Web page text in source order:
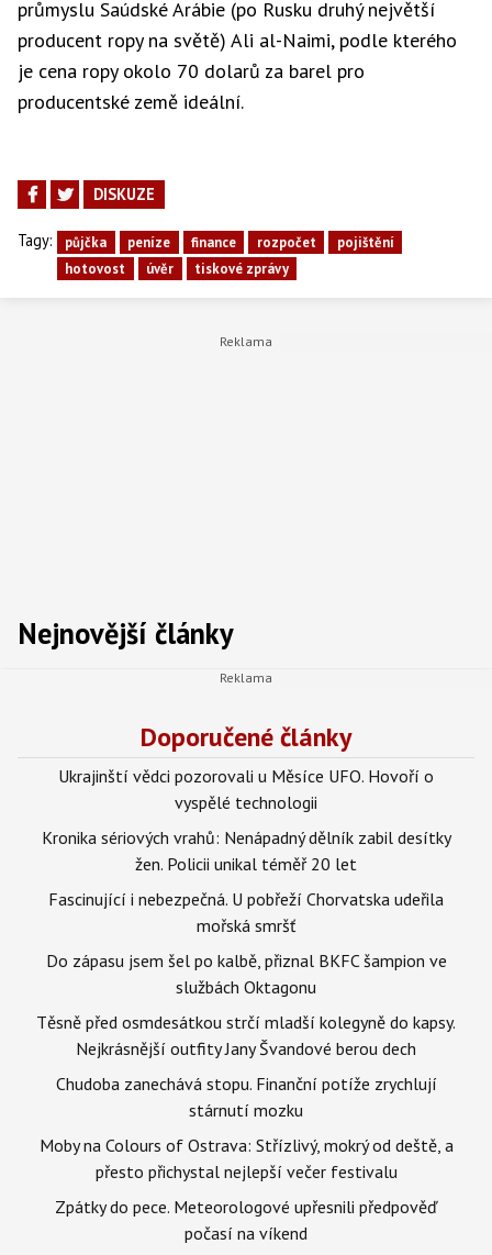
průmyslu Saúdské Arábie (po Rusku druhý největší
producent ropy na světě) Ali al-Naimi, podle kterého
je cena ropy okolo 70 dolarů za barel pro
producentské země ideální.
DISKUZE
Tagy: půjčka peníze finance rozpočet
pojištění
hotovost
úvěr tiskové zprávy
Nejnovější články
Doporučené články
Ukrajinští vědci pozorovali u Měsíce UFO. Hovoří o
vyspělé technologii
Kronika sériových vrahů: Nenápadný dělník zabil desítky
žen. Policii unikal téměř 20 let
Fascinující i nebezpečná. U pobřeží Chorvatska udeřila
mořská smršť
Do zápasu jsem šel po kalbě, přiznal BKFC šampion ve
službách Oktagonu
Těsně před osmdesátkou strčí mladší kolegyně do kapsy.
Nejkrásnější outfity Jany Švandové berou dech
Chudoba zanechává stopu. Finanční potíže zrychlují
stárnutí mozku
Moby na Colours of Ostrava: Střízlivý, mokrý od deště, a
přesto přichystal nejlepší večer festivalu
Zpátky do pece. Meteorologové upřesnili předpověď
počasí na víkend